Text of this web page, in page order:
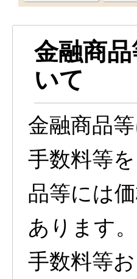
金融商
いて
金融商品
手数料等
品等には
あります。
手数料等